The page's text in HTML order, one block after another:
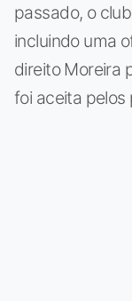
passado, o
incluindo uma
direito Moreira
foi aceita